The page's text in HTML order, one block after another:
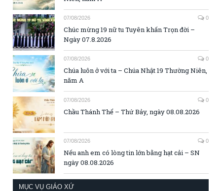
07/08/2026 0
Chúc mừng 19 nữ tu Tuyên khấn Trọn đời –
Ngày 07.8.2026
07/08/2026 0
Chúa luôn ở với ta – Chúa Nhật 19 Thường Niên,
năm A
07/08/2026 0
Chầu Thánh Thể – Thứ Bảy, ngày 08.08.2026
07/08/2026 0
Nếu anh em có lòng tin lớn bằng hạt cải – SN
ngày 08.08.2026
MỤC VỤ GIÁO XỨ